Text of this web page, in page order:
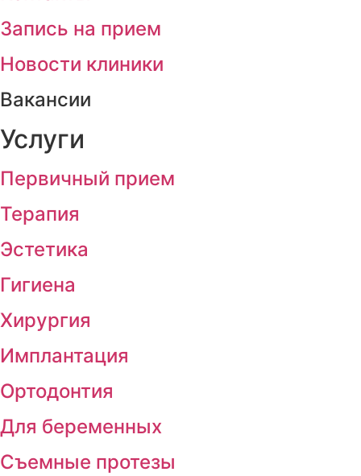
Запись на прием
Новости клиники
Вакансии
Услуги
Первичный прием
Терапия
Эстетика
Гигиена
Хирургия
Имплантация
Ортодонтия
Для беременных
Съемные протезы